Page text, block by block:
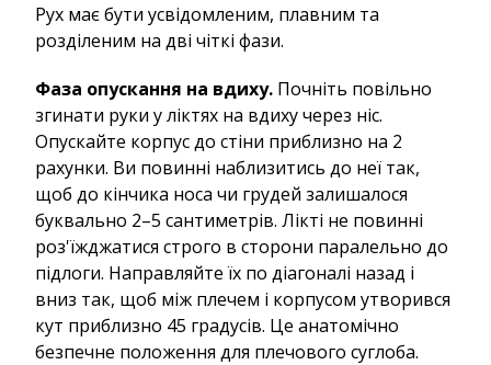
Рух має бути усвідомленим, плавним та
розділеним на дві чіткі фази.
Фаза опускання на вдиху. Почніть повільно
згинати руки у ліктях на вдиху через ніс.
Опускайте корпус до стіни приблизно на 2
рахунки. Ви повинні наблизитись до неї так,
щоб до кінчика носа чи грудей залишалося
буквально 2–5 сантиметрів. Лікті не повинні
роз'їжджатися строго в сторони паралельно до
підлоги. Направляйте їх по діагоналі назад і
вниз так, щоб між плечем і корпусом утворився
кут приблизно 45 градусів. Це анатомічно
безпечне положення для плечового суглоба.